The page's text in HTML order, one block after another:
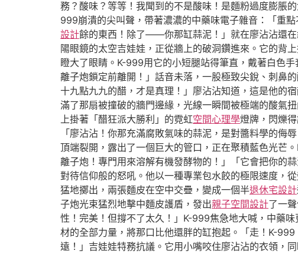
務？酸味？等等！我聞到的不是酸味！是麵粉過度膨脹
999崩潰的尖叫聲，帶著濃濃的中藥味電子雜音：「重
設計餘的東西！除了——你那缸蒜泥！」就在廖沾沾還
陽眼鏡的太空吉娃娃，正從牆上的破洞鑽進來。它的
瞪大了眼睛。K-999用它的小短腿站得筆直，戴著白色
離子炮鎖定前離開！」話音未落，一股極致尖銳、刺鼻
十九點九九的醋，才是真理！」廖沾沾知道，這是他的
滿了那扇被撞破的牆門邊緣，光線一瞬間被極端的酸氣
上掛著「醋狂派大勝利」的霓虹空間心理學燈牌，閃爍
「廖沾沾！你那充滿腐敗氣味的蒜泥，是對醬料學的
頂端裂開，露出了一個巨大的管口，正在聚積藍色光芒
離子炮！專門用來溶解有機發酵物的！」「它會把你的
對待信仰般的怒吼。他以一種專業包水餃的極限速度，
猛地擲出，兩張麵皮在空中交疊，變成一個半退休宅設計
子炮光束猛烈地擊中麵皮護盾，發出親子空間設計了一
性！完美！但撐不了太久！」K-999焦急地大喊，中藥
材的全部力量，將那口比他還胖的缸抱起。「走！K-
遠！」吉娃娃特務抗議。它用小嘴咬住廖沾沾的衣領，